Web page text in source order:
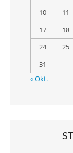
10
11
17
18
24
25
31
« Okt.